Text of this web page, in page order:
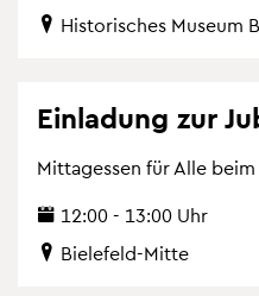
His­to­ri­sches Mu­se­um
Ein­la­dung zur
Mit­tag­essen für Alle
12:00 - 13:00 Uhr
Bie­le­feld-Mitte